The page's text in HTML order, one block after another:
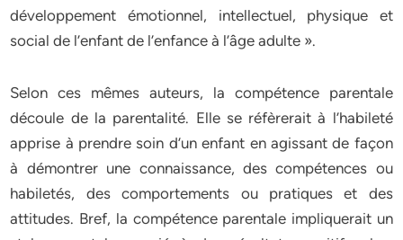
développement émotionnel, intellectuel, physique et
social de l’enfant de l’enfance à l’âge adulte ».
Selon ces mêmes auteurs, la compétence parentale
découle de la parentalité. Elle se réfèrerait à l’habileté
apprise à prendre soin d’un enfant en agissant de façon
à démontrer une connaissance, des compétences ou
habiletés, des comportements ou pratiques et des
attitudes. Bref, la compétence parentale impliquerait un